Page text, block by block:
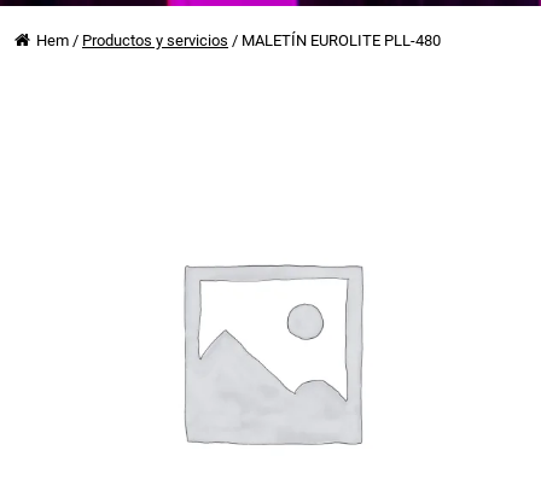
Hem / Productos y servicios / MALETÍN EUROLITE PLL-480